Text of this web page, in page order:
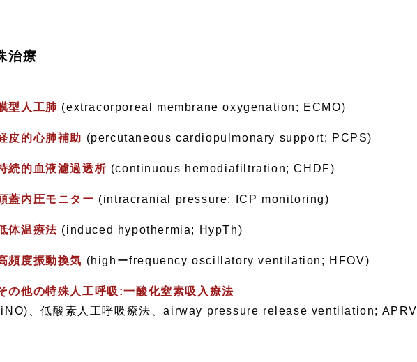
治療
型人工肺 (extracorporeal membrane oxygenation; ECMO)
皮的心肺補助 (percutaneous cardiopulmonary support; PCPS)
続的血液濾過透析 (continuous hemodiafiltration; CHDF)
蓋内圧モニター (intracranial pressure; ICP monitoring)
体温療法 (induced hypothermia; HypTh)
頻度振動換気 (highーfrequency oscillatory ventilation; HFOV)
の他の特殊人工呼吸:一酸化窒素吸入療法
、低酸素人工呼吸療法、airway pressure release ventilation; APRV